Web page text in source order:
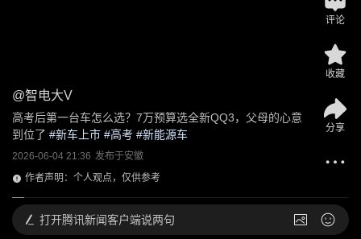
@智电大V
高考后第一台车怎么选？7万预算选全新QQ3，父母的心意
到位了 #新车上市 #高考 #新能源车
2026-06-04 21:36 发布于安徽
作者声明：个人观点，仅供参考
评论
收藏
分享
打开腾讯新闻客户端说两句